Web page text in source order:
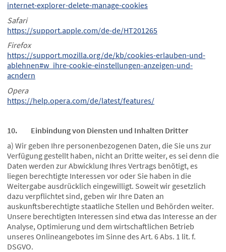
internet-explorer-delete-manage-cookies
Safari
https://support.apple.com/de-de/HT201265
Firefox
https://support.mozilla.org/de/kb/cookies-erlauben-und-
ablehnen#w_ihre-cookie-einstellungen-anzeigen-und-
acndern
Opera
https://help.opera.com/de/latest/features/
10. Einbindung von Diensten und Inhalten Dritter
a) Wir geben Ihre personenbezogenen Daten, die Sie uns zur
Verfügung gestellt haben, nicht an Dritte weiter, es sei denn die
Daten werden zur Abwicklung Ihres Vertrags benötigt, es
liegen berechtigte Interessen vor oder Sie haben in die
Weitergabe ausdrücklich eingewilligt. Soweit wir gesetzlich
dazu verpflichtet sind, geben wir Ihre Daten an
auskunftsberechtigte staatliche Stellen und Behörden weiter.
Unsere berechtigten Interessen sind etwa das Interesse an der
Analyse, Optimierung und dem wirtschaftlichen Betrieb
unseres Onlineangebotes im Sinne des Art. 6 Abs. 1 lit. f.
DSGVO.